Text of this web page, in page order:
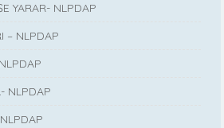
YARAR- NLPDAP
– NLPDAP
NLPDAP